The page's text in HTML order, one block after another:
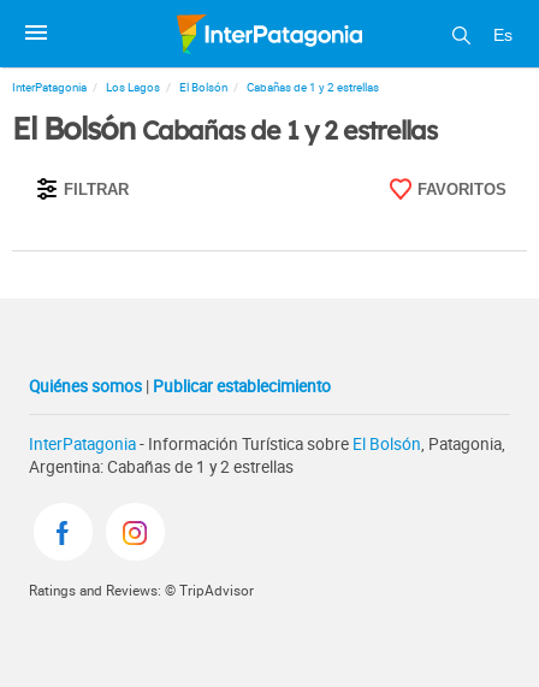
Es
InterPatagonia Los Lagos El Bolsón Cabañas de 1 y 2 estrellas
El Bolsón Cabañas de 1 y 2 estrellas
FILTRAR FAVORITOS
Quiénes somos | Publicar establecimiento
InterPatagonia- Información Turística sobre El Bolsón, Patagonia,
Argentina: Cabañas de 1 y 2 estrellas
Ratings and Reviews: © TripAdvisor